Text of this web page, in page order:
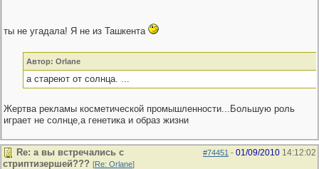
ты не угадала! Я не из Ташкента
Автор: Orlane
а стареют от солнца. ...
Жертва рекламы косметической промышленности...Большую роль
играет не солнце,а генетика и образ жизни
#74451 - 01/09/2010 14:12:02
Re: а вы встречались с
стриптизершей??? [Re: Orlane]